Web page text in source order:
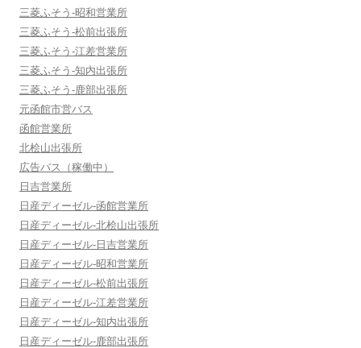
三菱ふそう-昭和営業所
三菱ふそう-松前出張所
三菱ふそう-江差営業所
三菱ふそう-知内出張所
三菱ふそう-鹿部出張所
元函館市営バス
函館営業所
北桧山出張所
広告バス（稼働中）
日吉営業所
日産ディーゼル-函館営業所
日産ディーゼル-北桧山出張所
日産ディーゼル-日吉営業所
日産ディーゼル-昭和営業所
日産ディーゼル-松前出張所
日産ディーゼル-江差営業所
日産ディーゼル-知内出張所
日産ディーゼル-鹿部出張所